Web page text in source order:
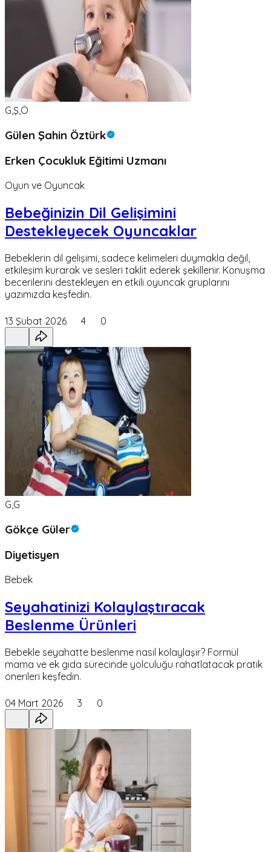
G,Ş,Ö
Gülen Şahin Öztürk
Erken Çocukluk Eğitimi Uzmanı
Oyun ve Oyuncak
Bebeğinizin Dil Gelişimini
Destekleyecek Oyuncaklar
Bebeklerin dil gelişimi, sadece kelimeleri duymakla değil,
etkileşim kurarak ve sesleri taklit ederek şekillenir. Konuşma
becerilerini destekleyen en etkili oyuncak gruplarını
yazımızda keşfedin.
13 Şubat 2026 4 0
G,G
Gökçe Güler
Diyetisyen
Bebek
Seyahatinizi Kolaylaştıracak
Beslenme Ürünleri
Bebekle seyahatte beslenme nasıl kolaylaşır? Formül
mama ve ek gıda sürecinde yolculuğu rahatlatacak pratik
önerileri keşfedin.
04 Mart 2026 3 0